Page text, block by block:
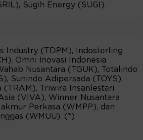
Sugih Energy (SUGI).
Industry (TDPM), Indosterling
Omni Inovasi Indonesia
Nusantara (TGUK), Totalindo
Sunindo Adipersada (TOYS),
(TRAM), Triwira Insanlestari
(VIVA), Winner Nusantara
Perkasa (WMPP), dan
(WMUU). (*)